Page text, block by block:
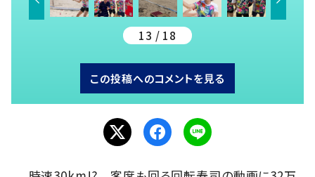
13 / 18
この投稿へのコメントを見る